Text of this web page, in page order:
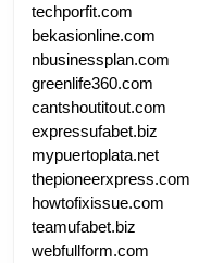
techporfit.com
bekasionline.com
nbusinessplan.com
greenlife360.com
cantshoutitout.com
expressufabet.biz
mypuertoplata.net
thepioneerxpress.com
howtofixissue.com
teamufabet.biz
webfullform.com